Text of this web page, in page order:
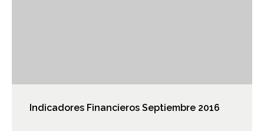
Indicadores Financieros Septiembre 2016